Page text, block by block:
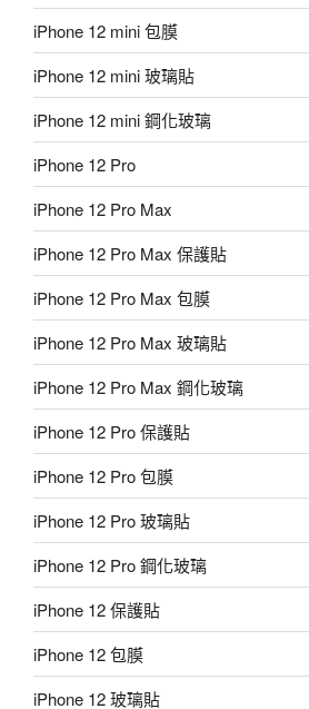
iPhone 12 mini 包膜
iPhone 12 mini 玻璃貼
iPhone 12 mini 鋼化玻璃
iPhone 12 Pro
iPhone 12 Pro Max
iPhone 12 Pro Max 保護貼
iPhone 12 Pro Max 包膜
iPhone 12 Pro Max 玻璃貼
iPhone 12 Pro Max 鋼化玻璃
iPhone 12 Pro 保護貼
iPhone 12 Pro 包膜
iPhone 12 Pro 玻璃貼
iPhone 12 Pro 鋼化玻璃
iPhone 12 保護貼
iPhone 12 包膜
iPhone 12 玻璃貼